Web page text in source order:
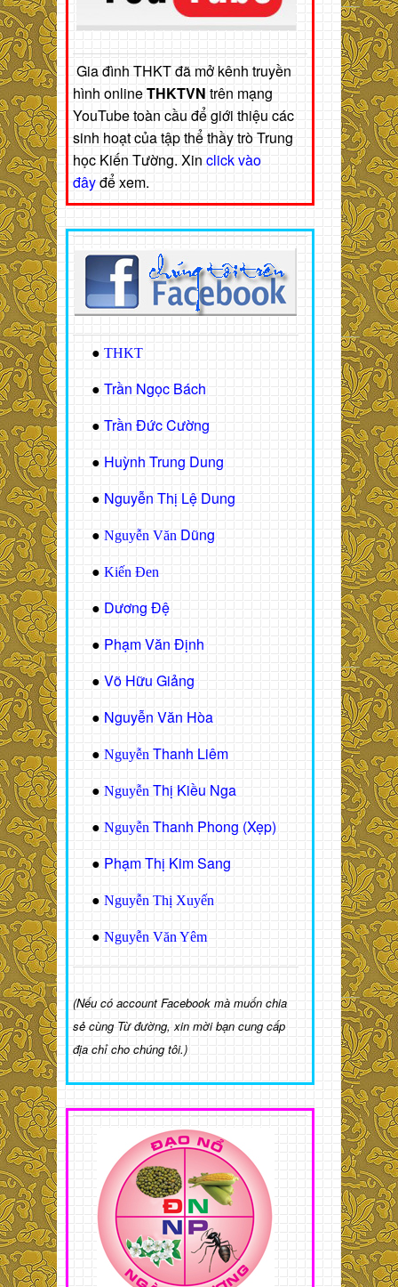
Gia đình THKT đã mở kênh truyền
hình onlineTHKTVN trên mạng
YouTube toàn cầu để giới thiệu các
sinh hoạt của tập thể thầy trò Trung
học Kiến Tường. Xin click vào
đâyđể xem.
● THKT
● Trần Ngọc Bách
● Trần Đức Cường
● Huỳnh Trung Dung
● Nguyễn Thị Lệ Dung
● Nguyễn Văn Dũng
● Kiến Đen
● Dương Đệ
● Phạm Văn Định
● Võ Hữu Giảng
● Nguyễn Văn Hòa
● Nguyễn Thanh Liêm
● Nguyễn Thị Kiều Nga
● Nguyễn Thanh Phong (Xẹp)
● Phạm Thị Kim Sang
● Nguyễn Thị Xuyến
● Nguyễn Văn Yêm
(Nếu có account Facebook mà muốn chia
sẻ cùng Từ đường, xin mời bạn cung cấp
địa chỉ cho chúng tôi.)